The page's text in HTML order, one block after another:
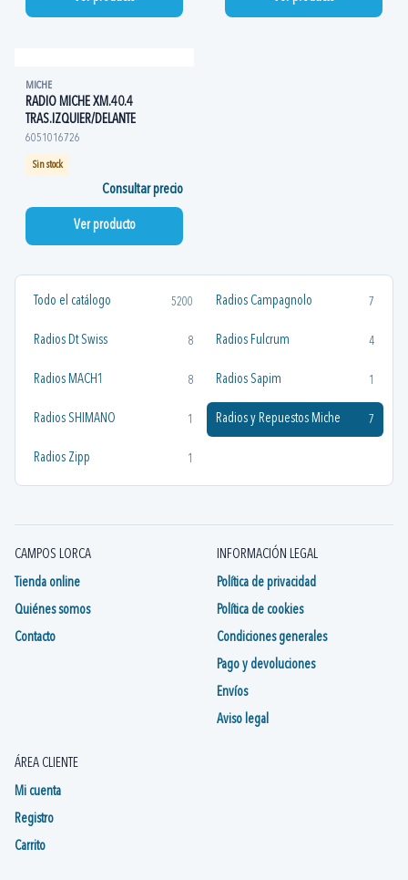
Todo el catálogo 5200 Radios Campagnolo 7
Radios Dt Swiss 8 Radios Fulcrum 4
Radios MACH1 8 Radios Sapim 1
Radios SHIMANO 1 Radios y Repuestos Miche 7
Radios Zipp 1
MICHE
RADIO MICHE XM.40.4
TRAS.IZQUIER/DELANTE
6051016726
Sin stock
Consultar precio
Ver producto
CAMPOS LORCA
Tienda online
Quiénes somos
Contacto
INFORMACIÓN LEGAL
Política de privacidad
Política de cookies
Condiciones generales
Pago y devoluciones
Envíos
Aviso legal
ÁREA CLIENTE
Mi cuenta
Registro
Carrito